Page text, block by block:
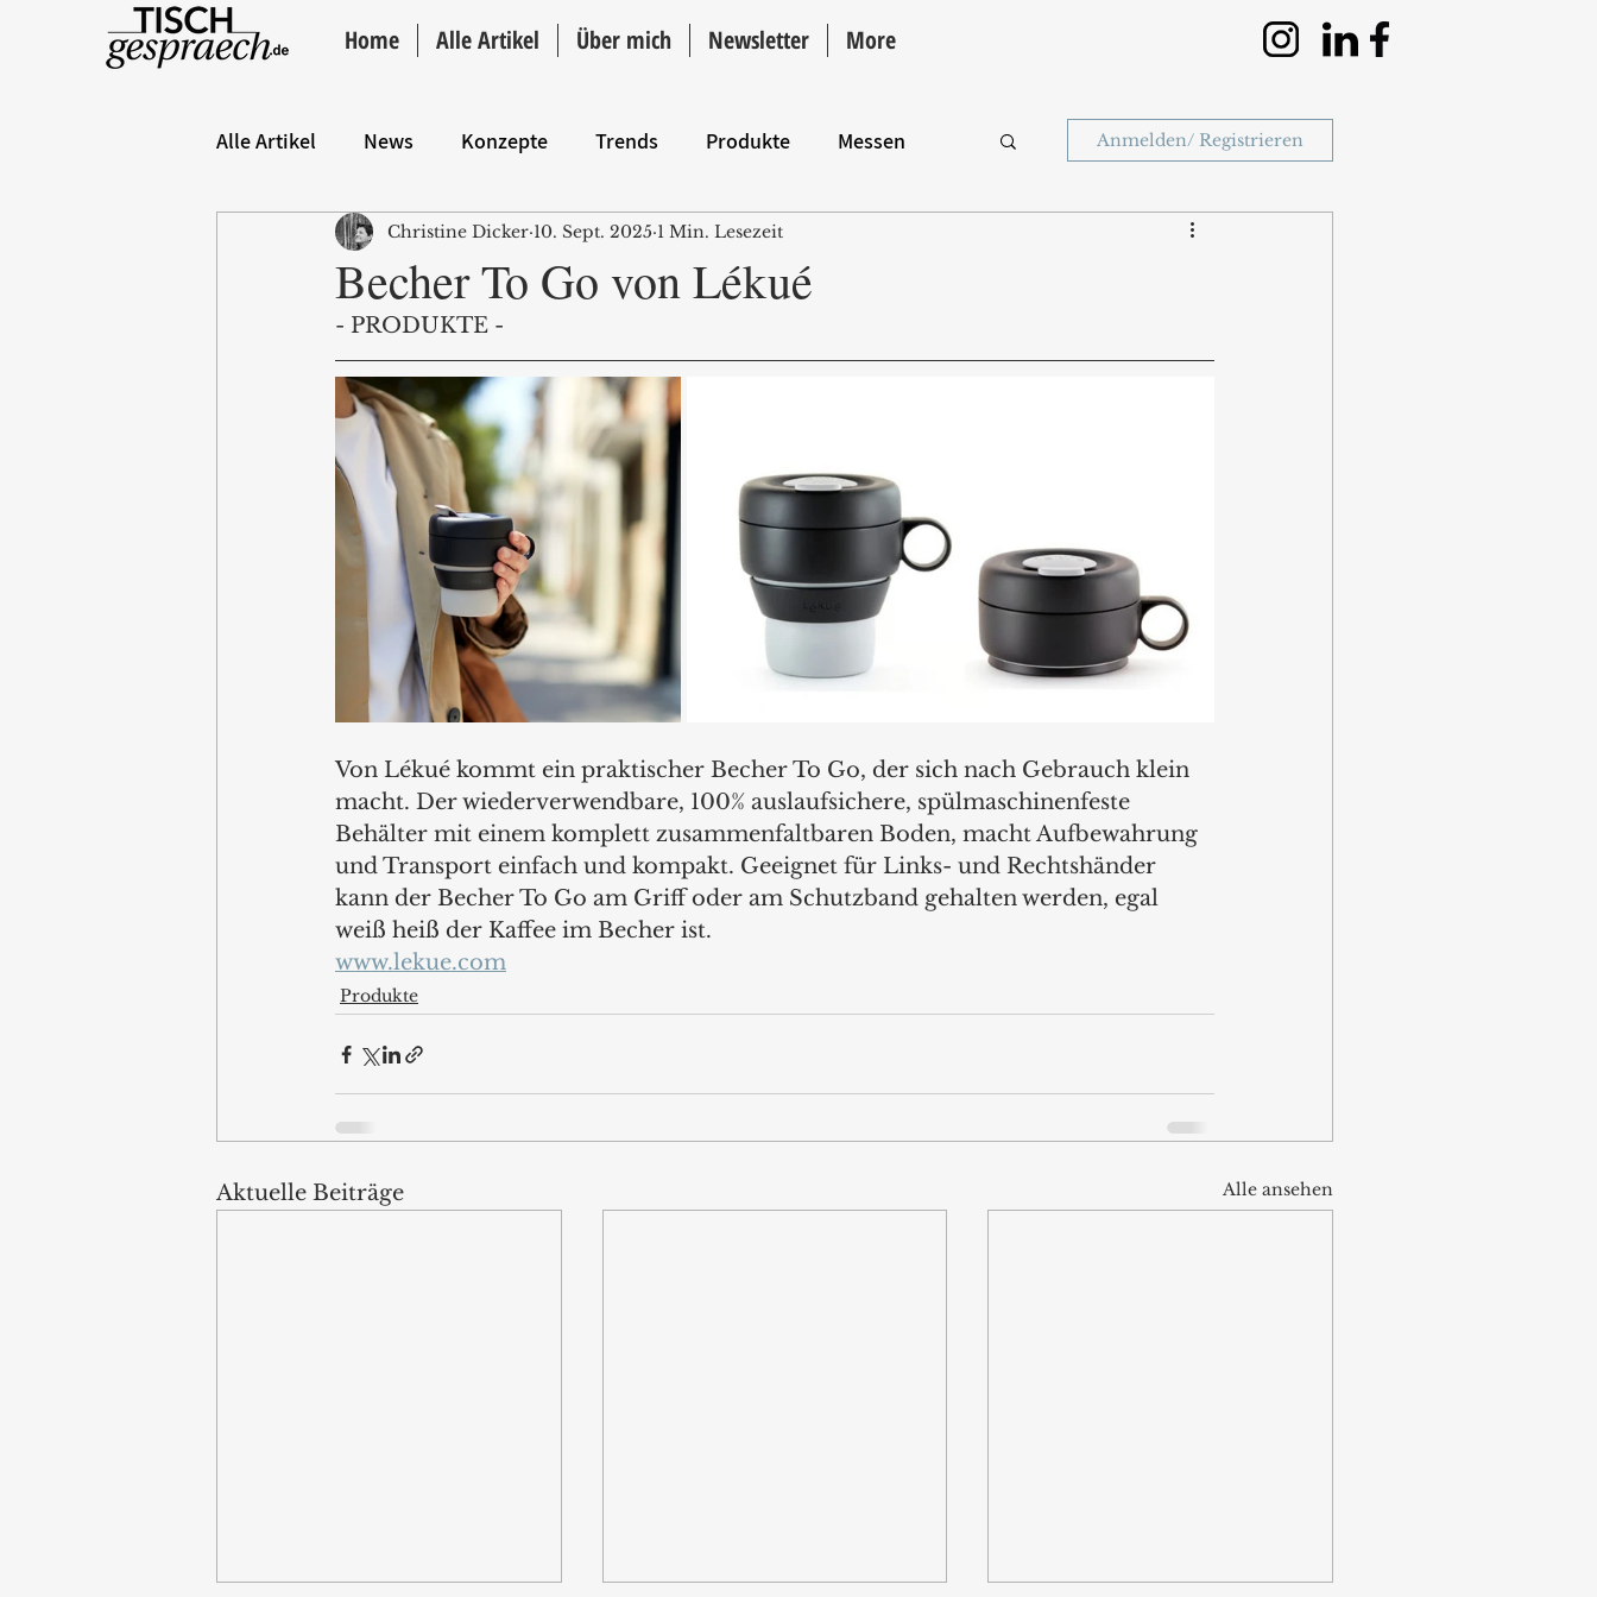
Home Alle Artikel Über mich Newsletter More
Alle Artikel News Konzepte Trends Produkte Messen
Hintergrund ANZEIGE Intro
Anmelden/ Registrieren
Becher To Go von Lékué
Christine Dicker 10. Sept. 2025 1 Min. Lesezeit
- PRODUKTE -
Von Lékué kommt ein praktischer Becher To Go, der sich nach Gebrauch klein
macht. Der wiederverwendbare, 100% auslaufsichere, spülmaschinenfeste
Behälter mit einem komplett zusammenfaltbaren Boden, macht Aufbewahrung
und Transport einfach und kompakt. Geeignet für Links- und Rechtshänder
kann der Becher To Go am Griff oder am Schutzband gehalten werden, egal
weiß heiß der Kaffee im Becher ist.
www.lekue.com
Produkte
Aktuelle Beiträge Alle ansehen